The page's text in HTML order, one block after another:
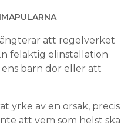
att regelverket
felaktig elinstallation
barn dör eller att
yrke av en orsak, precis
att vem som helst ska